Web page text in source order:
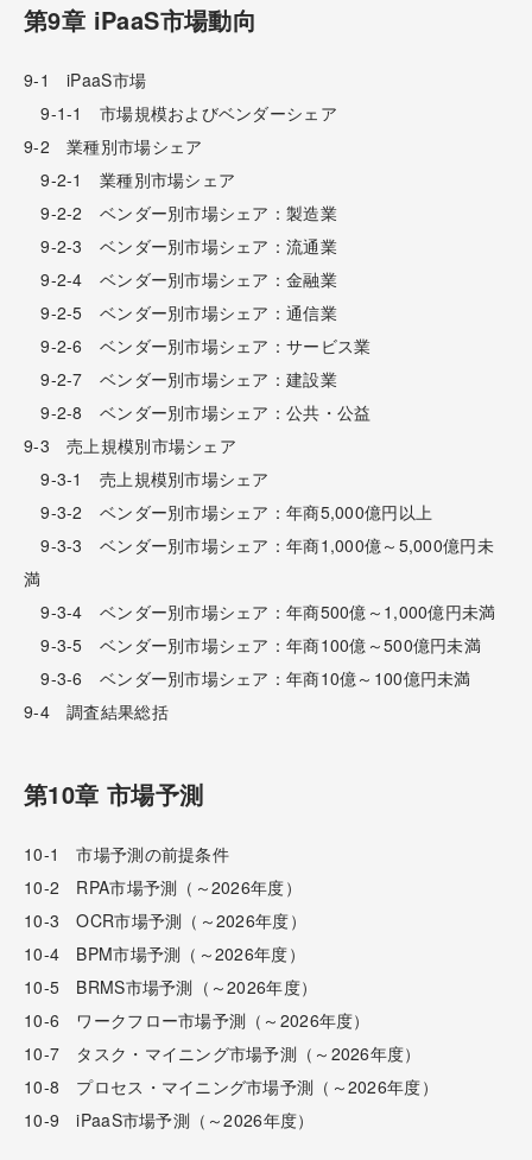
第9章 iPaaS市場動向
9-1 iPaaS市場
9-1-1 市場規模およびベンダーシェア
9-2 業種別市場シェア
9-2-1 業種別市場シェア
9-2-2 ベンダー別市場シェア：製造業
9-2-3 ベンダー別市場シェア：流通業
9-2-4 ベンダー別市場シェア：金融業
9-2-5 ベンダー別市場シェア：通信業
9-2-6 ベンダー別市場シェア：サービス業
9-2-7 ベンダー別市場シェア：建設業
9-2-8 ベンダー別市場シェア：公共・公益
9-3 売上規模別市場シェア
9-3-1 売上規模別市場シェア
9-3-2 ベンダー別市場シェア：年商5,000億円以上
9-3-3 ベンダー別市場シェア：年商1,000億～5,000億円未
満
9-3-4 ベンダー別市場シェア：年商500億～1,000億円未満
9-3-5 ベンダー別市場シェア：年商100億～500億円未満
9-3-6 ベンダー別市場シェア：年商10億～100億円未満
9-4 調査結果総括
第10章 市場予測
10-1 市場予測の前提条件
10-2 RPA市場予測（～2026年度）
10-3 OCR市場予測（～2026年度）
10-4 BPM市場予測（～2026年度）
10-5 BRMS市場予測（～2026年度）
10-6 ワークフロー市場予測（～2026年度）
10-7 タスク・マイニング市場予測（～2026年度）
10-8 プロセス・マイニング市場予測（～2026年度）
10-9 iPaaS市場予測（～2026年度）